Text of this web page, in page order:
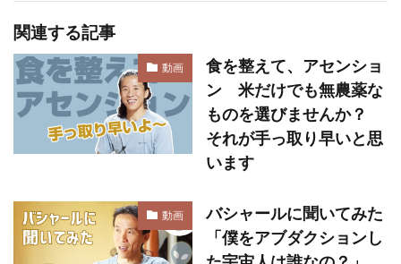
関連する記事
動画
食を整えて、アセンショ
ン 米だけでも無農薬な
ものを選びませんか？
それが手っ取り早いと思
います
動画
バシャールに聞いてみた
「僕をアブダクションし